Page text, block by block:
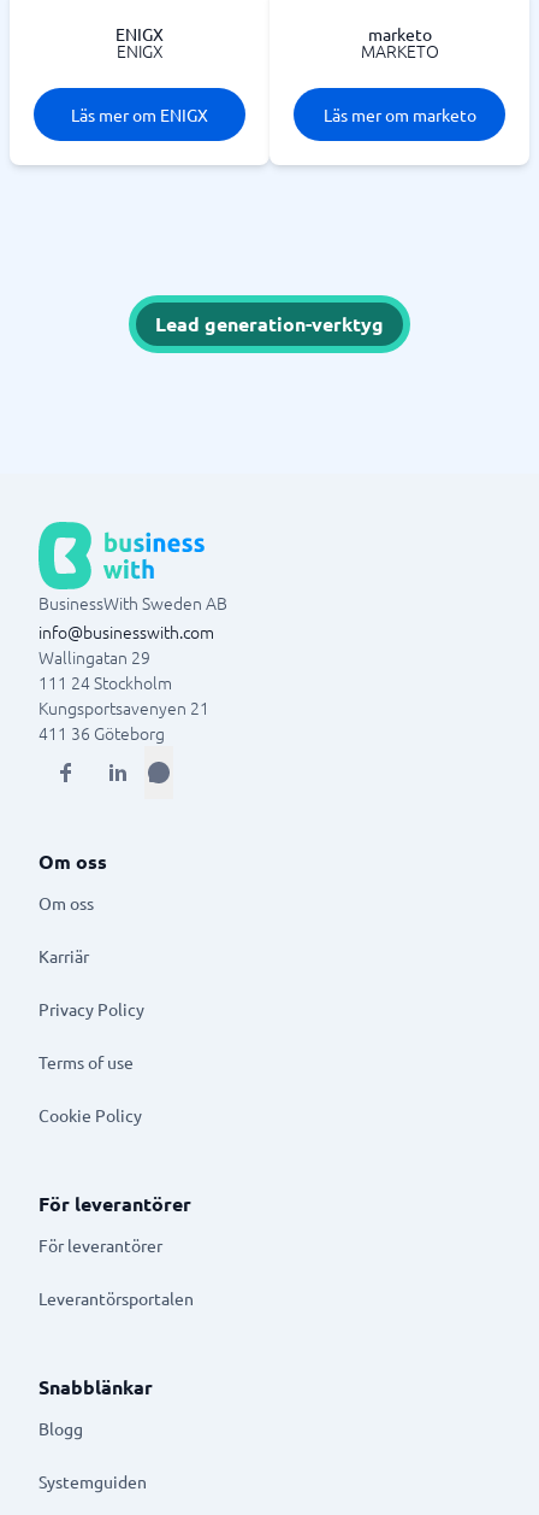
ENIGX
ENIGX
Läs mer om ENIGX
marketo
MARKETO
Läs mer om marketo
Lead generation-verktyg
BusinessWith Sweden AB
info@businesswith.com
Wallingatan 29
111 24Stockholm
Kungsportsavenyen 21
411 36 Göteborg
Om oss
Om oss
Karriär
Privacy Policy
Terms of use
Cookie Policy
För leverantörer
För leverantörer
Leverantörsportalen
Snabblänkar
Blogg
Systemguiden